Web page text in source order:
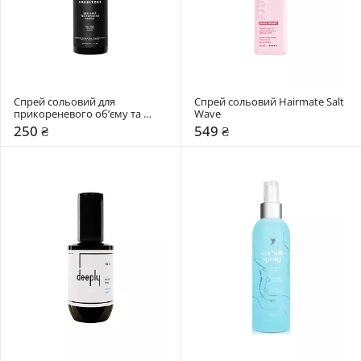
Спрей сольовий для
прикореневого обʼєму та
текстури Triology. Hair
Architect
250 ₴
Спрей сольовий Hairmate Salt
Wave
549 ₴